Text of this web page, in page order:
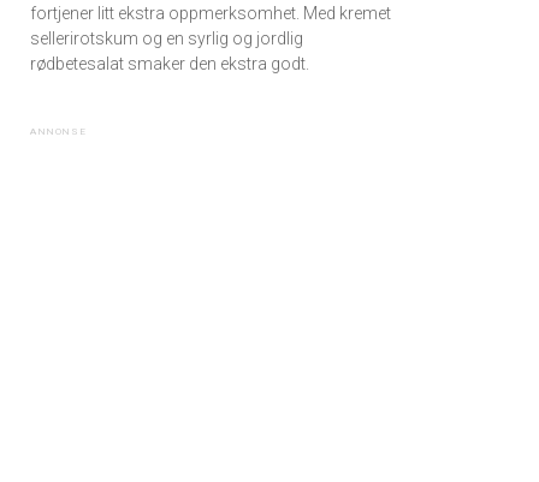
fortjener litt ekstra oppmerksomhet. Med kremet
sellerirotskum og en syrlig og jordlig
rødbetesalat smaker den ekstra godt.